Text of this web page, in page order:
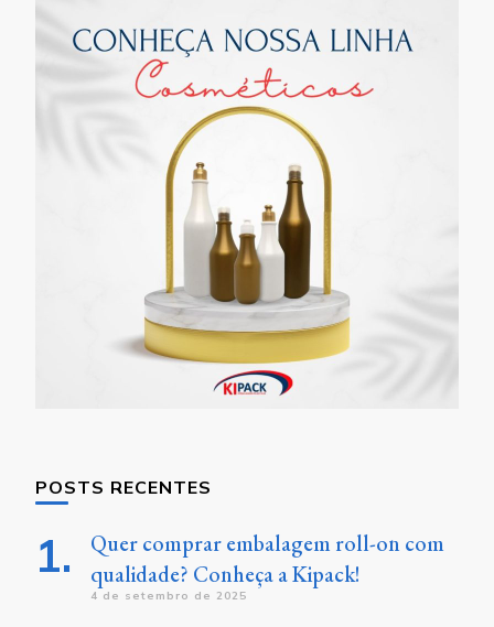
POSTS RECENTES
Quer comprar embalagem roll-on com
qualidade? Conheça a Kipack!
4 de setembro de 2025